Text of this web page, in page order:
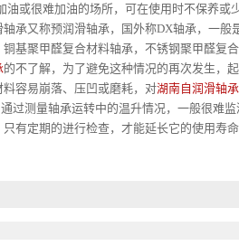
油或很难加油的场所，可在使用时不保养或
承又称预润滑轴承，国外称DX轴承，一般
基聚甲醛复合材料轴承，不锈钢聚甲醛复
的不了解，为了避免这种情况的再次发生，
容易崩落、压凹或磨耗，对湖南自润滑轴承
过测量轴承运转中的温升情况，一般很难
有定期的进行检查，才能延长它的使用寿